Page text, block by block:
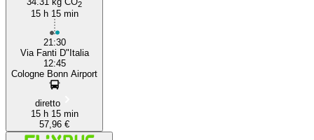
2
15 h 15 min
21:30
Via Fanti D"Italia
12:45
Cologne Bonn Airport
diretto
15 h 15 min
57,96 €